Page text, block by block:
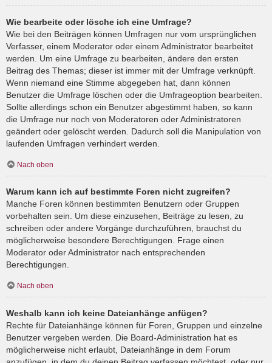
Wie bearbeite oder lösche ich eine Umfrage?
Wie bei den Beiträgen können Umfragen nur vom ursprünglichen
Verfasser, einem Moderator oder einem Administrator bearbeitet
werden. Um eine Umfrage zu bearbeiten, ändere den ersten
Beitrag des Themas; dieser ist immer mit der Umfrage verknüpft.
Wenn niemand eine Stimme abgegeben hat, dann können
Benutzer die Umfrage löschen oder die Umfrageoption bearbeiten.
Sollte allerdings schon ein Benutzer abgestimmt haben, so kann
die Umfrage nur noch von Moderatoren oder Administratoren
geändert oder gelöscht werden. Dadurch soll die Manipulation von
laufenden Umfragen verhindert werden.
Nach oben
Warum kann ich auf bestimmte Foren nicht zugreifen?
Manche Foren können bestimmten Benutzern oder Gruppen
vorbehalten sein. Um diese einzusehen, Beiträge zu lesen, zu
schreiben oder andere Vorgänge durchzuführen, brauchst du
möglicherweise besondere Berechtigungen. Frage einen
Moderator oder Administrator nach entsprechenden
Berechtigungen.
Nach oben
Weshalb kann ich keine Dateianhänge anfügen?
Rechte für Dateianhänge können für Foren, Gruppen und einzelne
Benutzer vergeben werden. Die Board-Administration hat es
möglicherweise nicht erlaubt, Dateianhänge in dem Forum